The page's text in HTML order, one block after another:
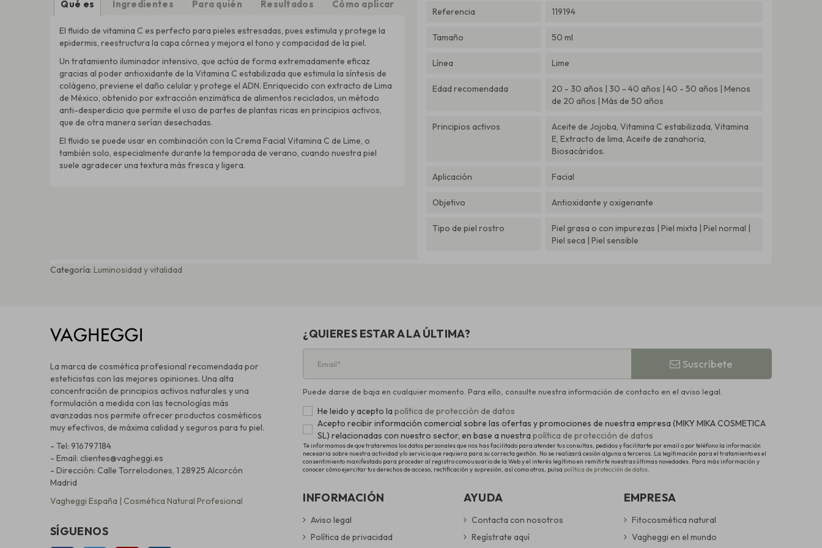
Qué es Ingredientes Para quién Resultados Cómo aplicar
El fluido de vitamina C es perfecto para pieles estresadas, pues estimula y protege la
epidermis, reestructura la capa córnea y mejora el tono y compacidad de la piel.
Un tratamiento iluminador intensivo, que actúa de forma extremadamente eficaz
gracias al poder antioxidante de la Vitamina C estabilizada que estimula la síntesis de
colágeno, previene el daño celular y protege el ADN. Enriquecido con extracto de Lima
de México, obtenido por extracción enzimática de alimentos reciclados, un método
anti-desperdicio que permite el uso de partes de plantas ricas en principios activos,
que de otra manera serían desechadas.
El fluido se puede usar en combinación con la Crema Facial Vitamina C de Lime, o
también solo, especialmente durante la temporada de verano, cuando nuestra piel
suele agradecer una textura más fresca y ligera.
Referencia 119194
Tamaño 50 ml
Línea Lime
Edad recomendada
20 - 30 años | 30 - 40 años | 40 - 50 años | Menos
de 20 años | Más de 50 años
Principios activos
Aceite de Jojoba, Vitamina C estabilizada, Vitamina
E, Extracto de lima, Aceite de zanahoria,
Biosacáridos.
Aplicación Facial
Objetivo Antioxidante y oxigenante
Tipo de piel rostro
Piel grasa o con impurezas | Piel mixta | Piel normal |
Piel seca | Piel sensible
Categoría: Luminosidad y vitalidad
La marca de cosmética profesional recomendada por
esteticistas con las mejores opiniones. Una alta
concentración de principios activos naturales y una
formulación a medida con las tecnologías más
avanzadas nos permite ofrecer productos cosméticos
muy efectivos, de máxima calidad y seguros para tu piel.
- Tel: 916797184
- Email: clientes@vagheggi.es
- Dirección: Calle Torrelodones, 1 28925 Alcorcón
Madrid
Vagheggi España | Cosmética Natural Profesional
SÍGUENOS
¿QUIERES ESTAR A LA ÚLTIMA?
Suscríbete
Puede darse de baja en cualquier momento. Para ello, consulte nuestra información de contacto en el aviso legal.
He leido y acepto la política de protección de datos
Acepto recibir información comercial sobre las ofertas y promociones de nuestra empresa (MIKY MIKA COSMETICA
SL) relacionadas con nuestro sector, en base a nuestrapolítica de protección de datos
Te informamos de que trataremos los datos personales que nos has facilitado para atender tus consultas, pedidos y facilitarte por email o por teléfono la información
necesaria sobre nuestra actividad y/o servicio que requiera para su correcta gestión. No se realizará cesión alguna a terceros. La legitimación para el tratamiento es el
consentimiento manifestado para proceder al registro como usuario de la Web y el interés legítimo en remitirte nuestras últimas novedades. Para más información y
conocer cómo ejercitar tus derechos de acceso, rectificación y supresión, así como otros, pulsa política de protección de datos
INFORMACIÓN
Aviso legal
Política de privacidad
AYUDA
Contacta con nosotros
Regístrate aquí
EMPRESA
Fitocosmética natural
Vagheggi en el mundo